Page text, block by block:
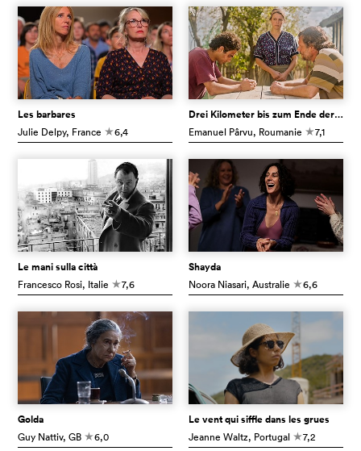
Les barbares
Julie Delpy, France c6,4
Drei Kilometer bis zum Ende der Welt
Emanuel Pârvu, Roumanie c7,1
Le mani sulla città
Francesco Rosi, Italie c7,6
Shayda
Noora Niasari, Australie c6,6
Golda
Guy Nattiv, GB c6,0
Le vent qui siffle dans les grues
Jeanne Waltz, Portugal c7,2